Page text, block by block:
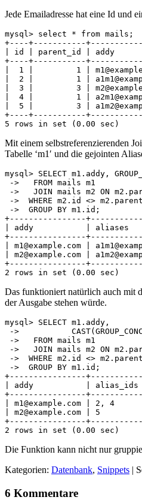
Jede Emailadresse hat eine Id und
mysql> select * from mails;
+----+-----------
| id | parent_id | addy
+----+-----------
|  1 |         1 |
|  2 |         1 |
|  3 |         3 |
|  4 |         1 |
|  5 |         3 |
+----+-----------
Mit einem selbstreferenzierenden
Tabelle ‘m1′ und die gejointen
mysql> SELECT m1.addy,
->   FROM mails m1
->   JOIN mails m2 ON
->  WHERE m2.id <>
->  GROUP BY m1.id;
+----------------
| addy           |
+----------------
| m1@example.com |
| m2@example.com |
+----------------
Das funktioniert natürlich auch mit
der Ausgabe stehen würde.
mysql> SELECT m1.addy,
->
->   FROM mails m1
->   JOIN mails m2 ON
->  WHERE m2.id <>
->  GROUP BY m1.id;
+----------------+-----------
| addy           | alias_ids
+----------------+-----------
| m1@example.com | 2, 4
| m2@example.com | 5
+----------------+-----------
Die Funktion kann nicht nur
Kategorien: Datenbank, Snippets |
6 Kommentare